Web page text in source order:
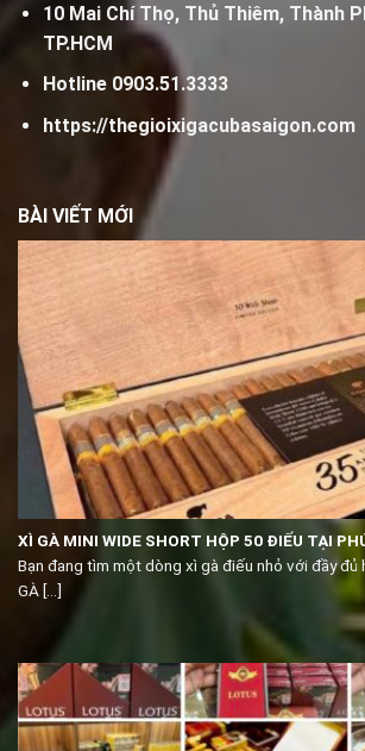
10 Mai Chí Thọ, Thủ Thiêm, Thành
TP.HCM
Hotline 0903.51.3333
https://thegioixigacubasaigon.com
BÀI VIẾT MỚI
XÌ GÀ MINI WIDE SHORT HỘP 50 ĐIẾU TẠI
Bạn đang tìm một dòng xì gà điếu nhỏ với đầy đủ
GÀ [...]